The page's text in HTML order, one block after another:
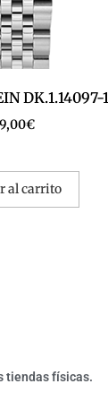
DK.1.14097-1
€
al carrito
tiendas físicas.